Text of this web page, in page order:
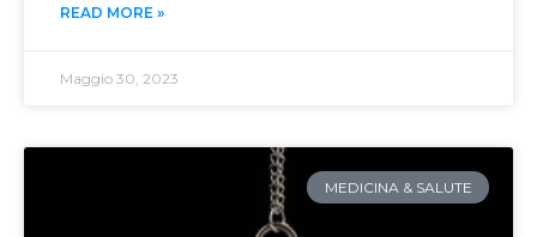
READ MORE »
Maggio 30, 2023
MEDICINA & SALUTE